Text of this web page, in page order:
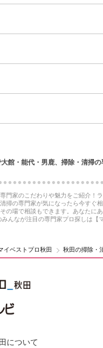
大館・能代・男鹿、掃除・清掃
門家のこだわりや魅力をご紹介！
掃の専門家が気になったら今すぐ
の場で相談もできます。あなたに
んなが注目の専門家プロ探しは【
イベストプロ秋田 秋田の掃除・
について